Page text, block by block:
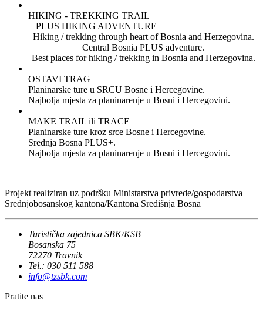
HIKING - TREKKING TRAIL
+ PLUS HIKING ADVENTURE
Hiking / trekking through heart of Bosnia and Herzegovina.
Central Bosnia PLUS adventure.
Best places for hiking / trekking in Bosnia and Herzegovina.
OSTAVI TRAG
Planinarske ture u SRCU Bosne i Hercegovine.
Najbolja mjesta za planinarenje u Bosni i Hercegovini.
MAKE TRAIL ili TRACE
Planinarske ture kroz srce Bosne i Hercegovine.
Srednja Bosna PLUS+.
Najbolja mjesta za planinarenje u Bosni i Hercegovini.
Projekt realiziran uz podršku Ministarstva privrede/gospodarstva
Srednjobosanskog kantona/Kantona Središnja Bosna
Turistička zajednica SBK/KSB
Bosanska 75
72270 Travnik
Tel.: 030 511 588
info@tzsbk.com
Pratite nas